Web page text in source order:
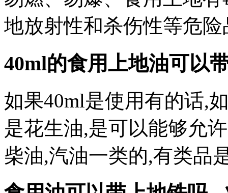
地放射性和杀伤性等危
40ml的食用上地油可以
如果40ml是使用有的话,
是花生油,是可以能够允
柴油,汽油一类的,有类品